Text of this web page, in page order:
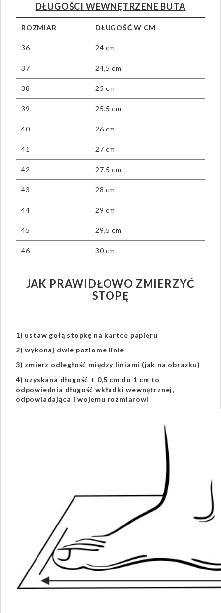
DŁUGOŚCI WEWNĘTRZENE BUTA
ROZMIAR DŁUGOŚĆ W CM
36 24 cm
37 24,5 cm
38 25 cm
39 25,5 cm
40 26 cm
41 27 cm
42 27,5 cm
43 28 cm
44 29 cm
45 29,5 cm
46 30 cm
JAK PRAWIDŁOWO ZMIERZYĆ
STOPĘ
1) ustaw gołą stopkę na kartce papieru
2) wykonaj dwie poziome linie
3) zmierz odległość między liniami (jak na obrazku)
4) uzyskana długość + 0,5 cm do 1 cm to
odpowiednia długość wkładki wewnętrznej,
odpowiadająca Twojemu rozmiarowi